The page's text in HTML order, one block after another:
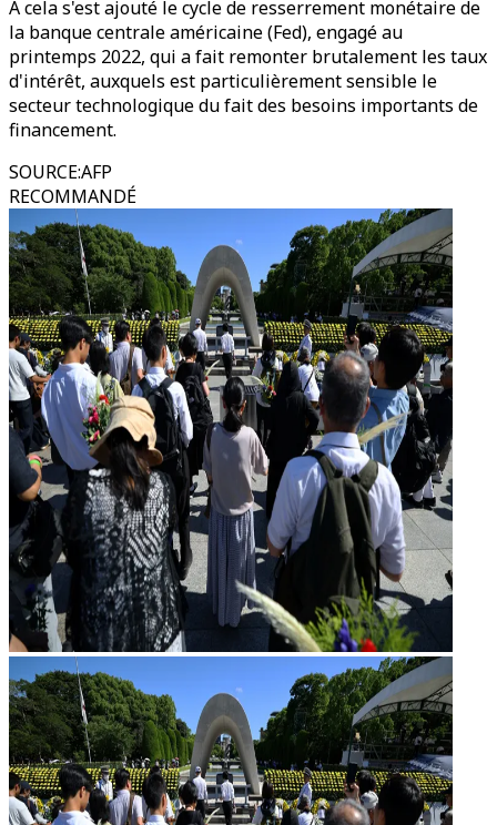
A cela s'est ajouté le cycle de resserrement monétaire de
la banque centrale américaine (Fed), engagé au
printemps 2022, qui a fait remonter brutalement les taux
d'intérêt, auxquels est particulièrement sensible le
secteur technologique du fait des besoins importants de
financement.
SOURCE:AFP
RECOMMANDÉ